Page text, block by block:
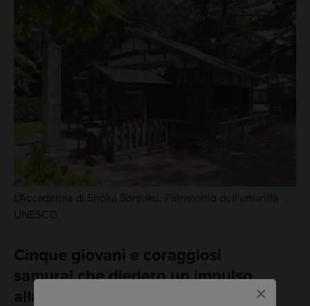
×
L'Accademia di Shoka Sonjuku, Patrimonio dell'umanità
UNESCO
Cinque giovani e coraggiosi
samurai che diedero un impulso
alla modernizzazione del Giappone